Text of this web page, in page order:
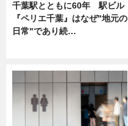
千葉駅とともに60年 駅ビル
『ペリエ千葉』はなぜ"地元の
日常"であり続…